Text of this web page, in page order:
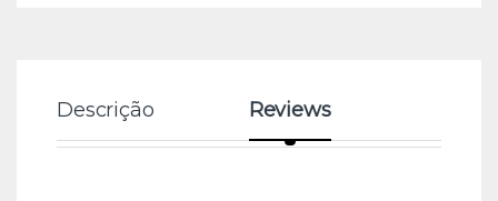
Descrição Reviews